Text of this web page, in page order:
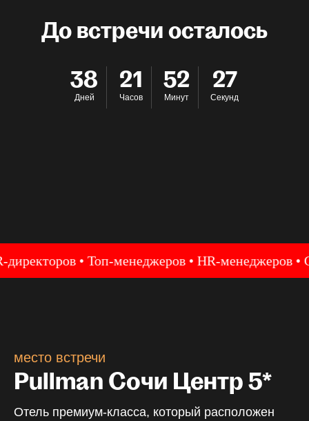
До встречи осталось
38
Дней
21
Часов
52
Минут
26
Секунд
• Топ-менеджеров • HR-менеджеров •
место встречи
Pullman Сочи Центр 5*
Отель премиум-класса, который расположен